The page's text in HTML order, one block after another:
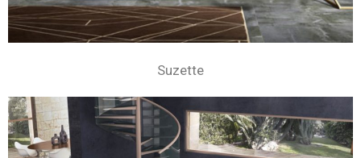
Suzette